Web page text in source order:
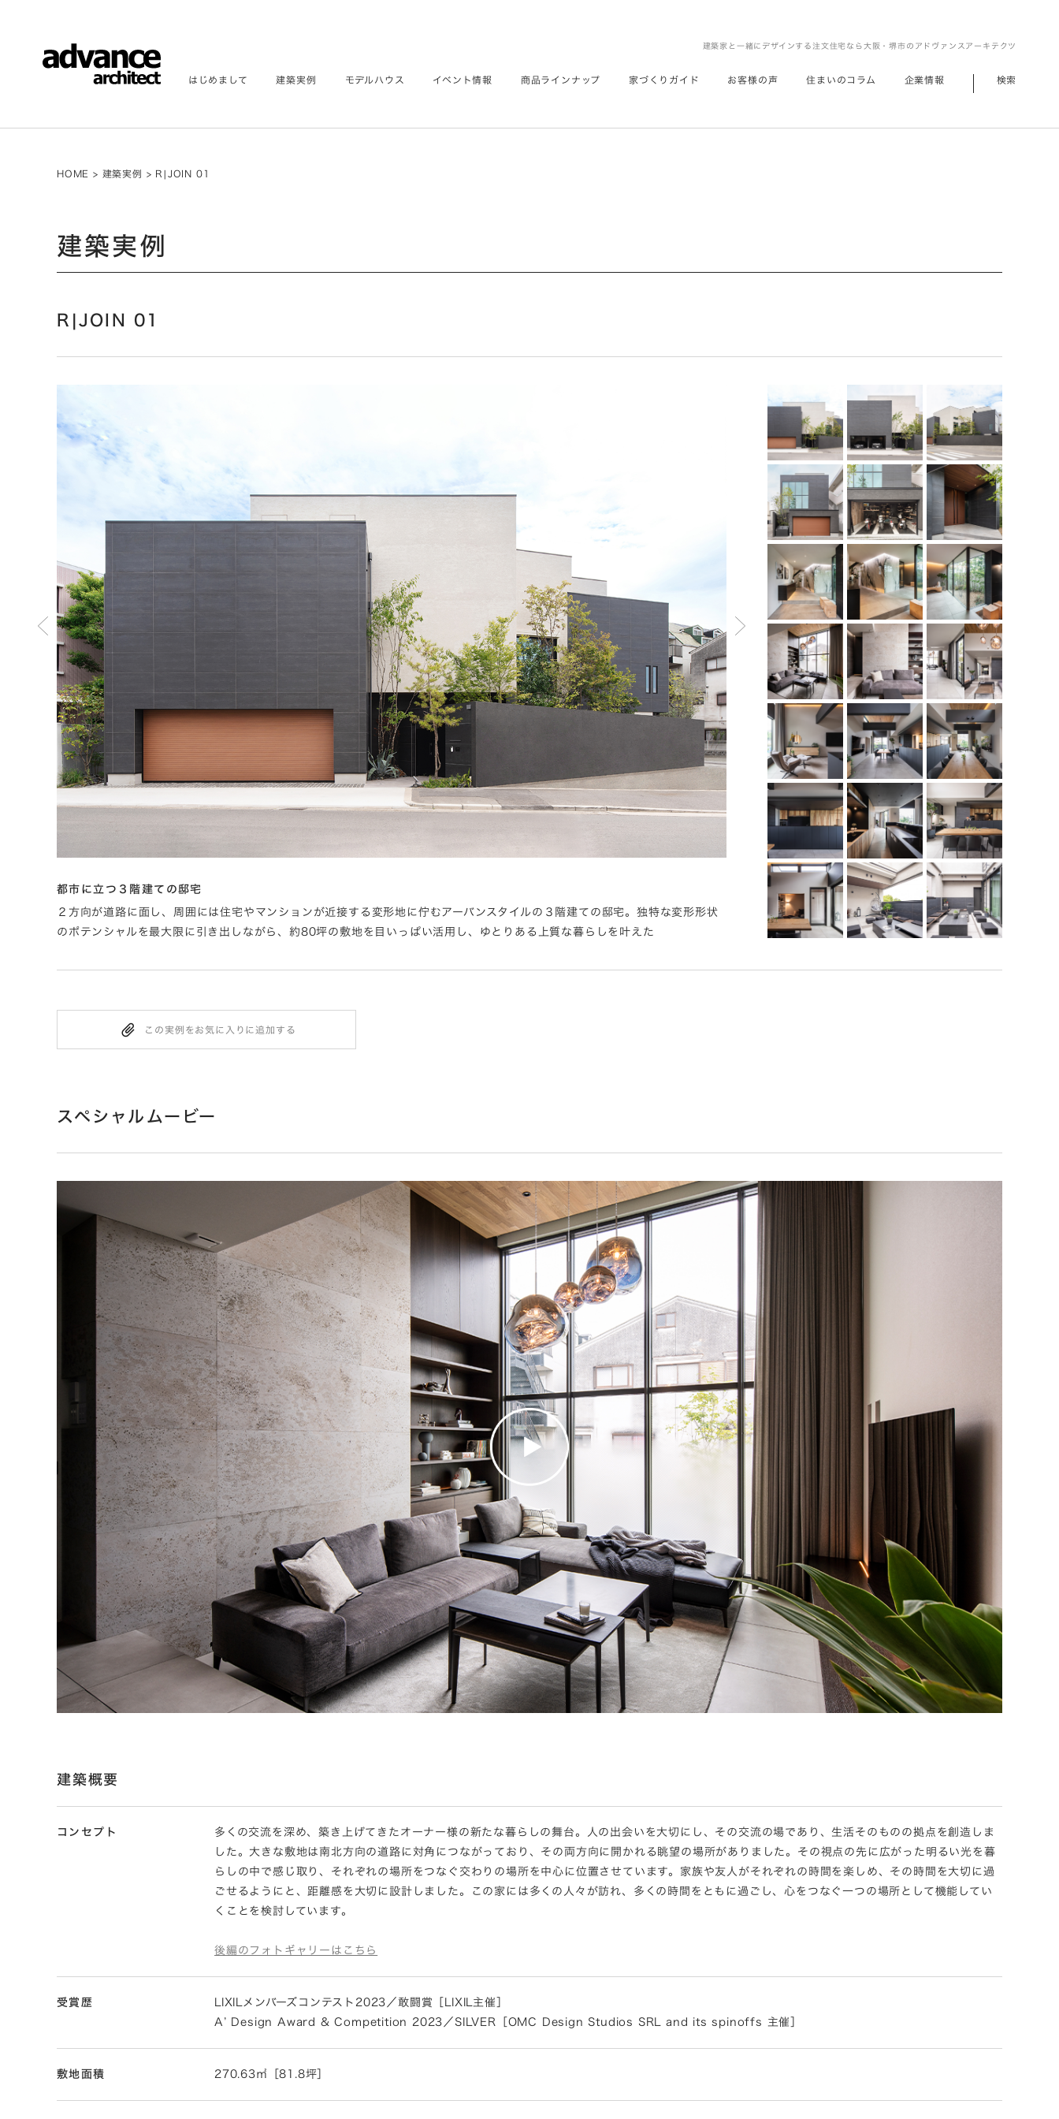
建築家と一緒にデザインする注文住宅なら大阪・堺市のアドヴァンスアーキテクツ
はじめまして 建築実例 モデルハウス イベント情報 商品ラインナップ 家づくりガイド お客様の声 住まいのコラム 企業情報 検索
HOME > 建築実例 > R|JOIN 01
建築実例
R|JOIN 01
都市に立つ３階建ての邸宅
２方向が道路に面し、周囲には住宅やマンションが近接する変形地に佇むアーバンスタイルの３階建ての邸宅。独特な変形形状
のポテンシャルを最大限に引き出しながら、約80坪の敷地を目いっぱい活用し、ゆとりある上質な暮らしを叶えた
ビルトインガレージハウス
北西側には車２台を並列で駐車できる有効開口幅5.8ｍ×奥
族用のサブ玄関と直結させて、雨の日も濡れずに出入りでき
スペシャルムービー
建築概要
コンセプト
多くの交流を深め、築き上げてきたオーナー様の新たな暮らしの舞台。人の出会いを大切にし、その交流の場であり、生活そのものの拠点を創造しま
した。大きな敷地は南北方向の道路に対角につながっており、その両方向に開かれる眺望の場所がありました。その視点の先に広がった明るい光を暮
らしの中で感じ取り、それぞれの場所をつなぐ交わりの場所を中心に位置させています。家族や友人がそれぞれの時間を楽しめ、その時間を大切に過
ごせるようにと、距離感を大切に設計しました。この家には多くの人々が訪れ、多くの時間をともに過ごし、心をつなぐ一つの場所として機能してい
くことを検討しています。
後編のフォトギャリーはこちら
受賞歴
LIXILメンバーズコンテスト2023／敢闘賞［LIXIL主催］
A’ Design Award & Competition 2023／SILVER［OMC Design Studios SRL and its spinoffs 主催］
敷地面積 270.63㎡［81.8坪］